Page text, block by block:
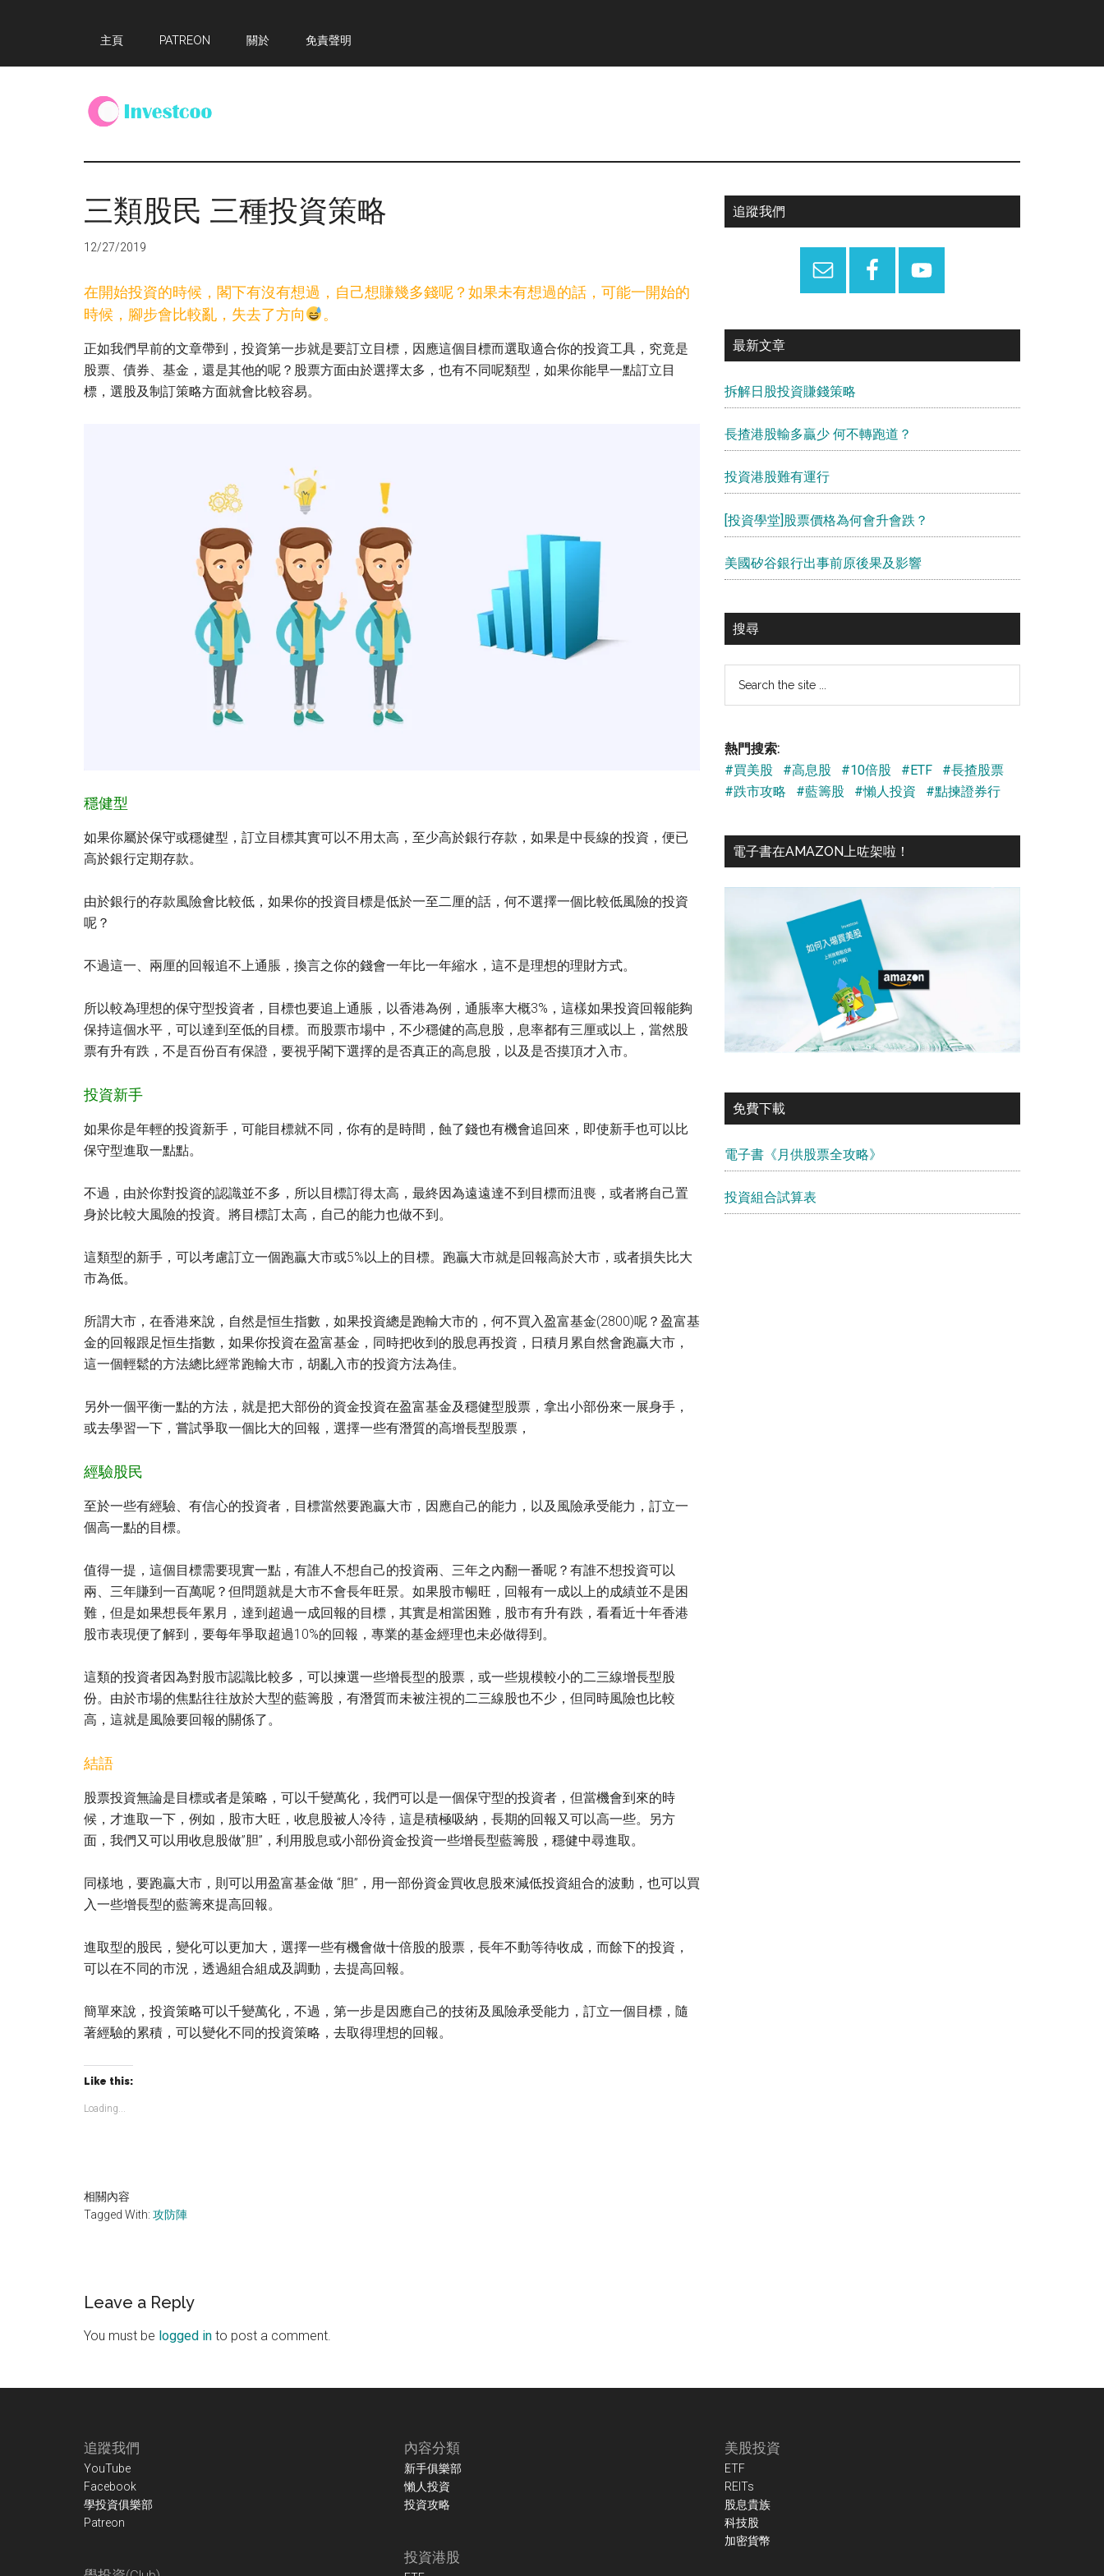
main
primary
footer
主頁 PATREON 關於 免責聲明
Investcoo
個
活
的
資
網
站
三類股民 三種投資策略
12/27/2019
在開始投資的時候，閣下有沒有想過，自己想賺幾多錢呢？如果未有想過的話，可能一開始的
時候，腳步會比較亂，失去了方向
。
正如我們早前的文章帶到，投資第一步就是要訂立目標，因應這個目標而選取適合你的投資工具，究竟是
股票、債券、基金，還是其他的呢？股票方面由於選擇太多，也有不同呢類型，如果你能早一點訂立目
標，選股及制訂策略方面就會比較容易。
穩健型
如果你屬於保守或穩健型，訂立目標其實可以不用太高，至少高於銀行存款，如果是中長線的投資，便已
高於銀行定期存款。
由於銀行的存款風險會比較低，如果你的投資目標是低於一至二厘的話，何不選擇一個比較低風險的投資
呢？
不過這一、兩厘的回報追不上通脹，換言之你的錢會一年比一年縮水，這不是理想的理財方式。
所以較為理想的保守型投資者，目標也要追上通脹，以香港為例，通脹率大概3%，這樣如果投資回報能夠
保持這個水平，可以達到至低的目標。而股票市場中，不少穩健的高息股，息率都有三厘或以上，當然股
票有升有跌，不是百份百有保證，要視乎閣下選擇的是否真正的高息股，以及是否摸頂才入市。
投資新手
如果你是年輕的投資新手，可能目標就不同，你有的是時間，蝕了錢也有機會追回來，即使新手也可以比
保守型進取一點點。
不過，由於你對投資的認識並不多，所以目標訂得太高，最終因為遠遠達不到目標而沮喪，或者將自己置
身於比較大風險的投資。將目標訂太高，自己的能力也做不到。
這類型的新手，可以考慮訂立一個跑贏大市或5%以上的目標。跑贏大市就是回報高於大市，或者損失比大
市為低。
所謂大市，在香港來說，自然是恒生指數，如果投資總是跑輸大市的，何不買入盈富基金(2800)呢？盈富基
金的回報跟足恒生指數，如果你投資在盈富基金，同時把收到的股息再投資，日積月累自然會跑贏大市，
這一個輕鬆的方法總比經常跑輸大市，胡亂入市的投資方法為佳。
另外一個平衡一點的方法，就是把大部份的資金投資在盈富基金及穩健型股票，拿出小部份來一展身手，
或去學習一下，嘗試爭取一個比大的回報，選擇一些有潛質的高增長型股票，
經驗股民
至於一些有經驗、有信心的投資者，目標當然要跑贏大市，因應自己的能力，以及風險承受能力，訂立一
個高一點的目標。
值得一提，這個目標需要現實一點，有誰人不想自己的投資兩、三年之內翻一番呢？有誰不想投資可以
兩、三年賺到一百萬呢？但問題就是大市不會長年旺景。如果股市暢旺，回報有一成以上的成績並不是困
難，但是如果想長年累月，達到超過一成回報的目標，其實是相當困難，股市有升有跌，看看近十年香港
股市表現便了解到，要每年爭取超過10%的回報，專業的基金經理也未必做得到。
這類的投資者因為對股市認識比較多，可以揀選一些增長型的股票，或一些規模較小的二三線增長型股
份。由於市場的焦點往往放於大型的藍籌股，有潛質而未被注視的二三線股也不少，但同時風險也比較
高，這就是風險要回報的關係了。
結語
股票投資無論是目標或者是策略，可以千變萬化，我們可以是一個保守型的投資者，但當機會到來的時
候，才進取一下，例如，股市大旺，收息股被人冷待，這是積極吸納，長期的回報又可以高一些。另方
面，我們又可以用收息股做”胆”，利用股息或小部份資金投資一些增長型藍籌股，穩健中尋進取。
同樣地，要跑贏大市，則可以用盈富基金做 “胆”，用一部份資金買收息股來減低投資組合的波動，也可以買
入一些增長型的藍籌來提高回報。
進取型的股民，變化可以更加大，選擇一些有機會做十倍股的股票，長年不動等待收成，而餘下的投資，
可以在不同的市況，透過組合組成及調動，去提高回報。
簡單來說，投資策略可以千變萬化，不過，第一步是因應自己的技術及風險承受能力，訂立一個目標，隨
著經驗的累積，可以變化不同的投資策略，去取得理想的回報。
Like this:
Loading...
相關內容
Tagged With: 攻防陣
Reader
Interactions
Leave a Reply
You must be logged in to post a comment.
Primary
追蹤我們
最新文章
拆解日股投資賺錢策略
長揸港股輸多贏少 何不轉跑道？
投資港股難有運行
[投資學堂]股票價格為何會升會跌？
美國矽谷銀行出事前原後果及影響
搜尋
熱門搜索:
#買美股
#高息股 #10倍股 #ETF
#長揸股票
#跌市攻略
#藍籌股 #懶人投資 #點揀證券行
電子書在AMAZON上咗架啦！
免費下載
電子書《月供股票全攻略》
投資組合試算表
追蹤我們
YouTube
Facebook
學投資俱樂部
Patreon
內容分類
新手俱樂部
懶人投資
投資攻略
投資港股
美股投資
ETF
REITs
股息貴族
科技股
加密貨幣